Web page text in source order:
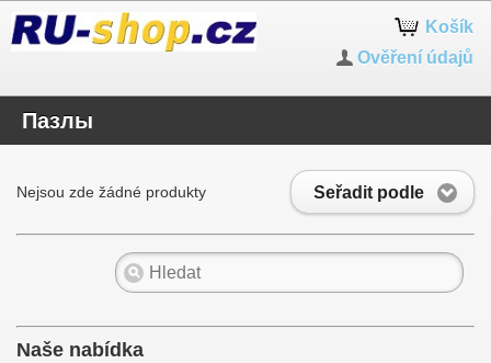
Košík
Ověření údajů
Пазлы
Seřadit podle
Nejsou zde žádné produkty
Naše nabídka